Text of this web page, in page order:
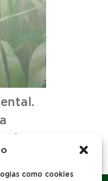
como cookies